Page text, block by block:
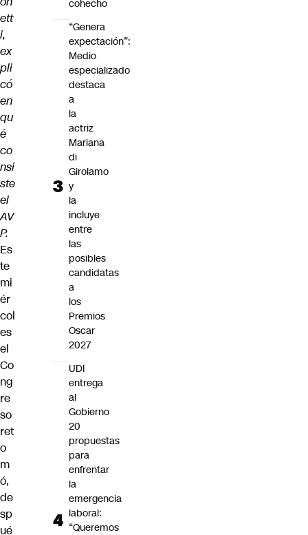
ett
i,
ex
pli
có
en
qu
é
co
nsi
ste
el
AV
P.
Es
te
mi
ér
col
es
el
Co
ng
re
so
ret
o
m
ó,
de
sp
ué
cohecho
“Genera
expectación”:
Medio
especializado
destaca
a
la
actriz
Mariana
di
Girolamo
y
la
incluye
entre
las
posibles
candidatas
a
los
Premios
Oscar
2027
UDI
entrega
al
Gobierno
20
propuestas
para
enfrentar
la
emergencia
laboral:
“Queremos